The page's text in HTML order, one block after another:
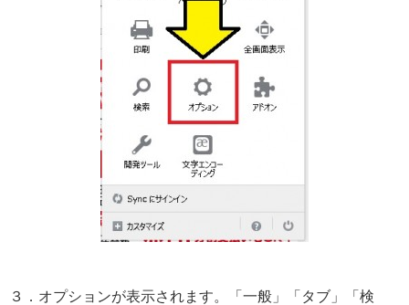
３．オプションが表示されます。「一般」「タブ」「検